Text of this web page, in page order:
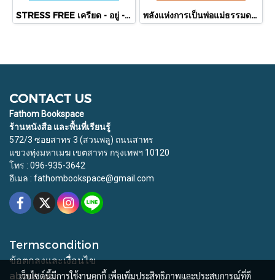
STRESS FREE เครียด - อยู่ - ได้ / ชิออน คาบาซาวะ / อาคิรา รัตนาภิรัต / SandClock Books พลังแห่งการเป็นพ่อแม่ธรรมดา ที่มีอยู่จริง The Power of Showing Up / นพ.แดเนียล เจ. ซีเกิล และดร.ทีน่า / Sandclock Book
CONTACT US
Fathom Bookspace
ร้านหนังสือ และพื้นที่เรียนรู้
572/3 ซอยสาทร 3 (สวนพลู) ถนนสาทร
แขวงทุ่งมหาเมฆ เขตสาทร กรุงเทพฯ 10120
โทร : 096-935-3642
อีเมล : fathombookspace@gmail.com
Termscondition
ข้อตกลงและเงื่อนไข
about us
เว็บไซต์นี้มีการใช้งานคุกกี้ เพื่อเพิ่มประสิทธิภาพและประสบการณ์ที่ดี